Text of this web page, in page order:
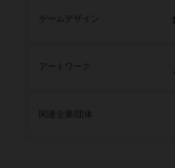
ゲームデザイン
アートワーク